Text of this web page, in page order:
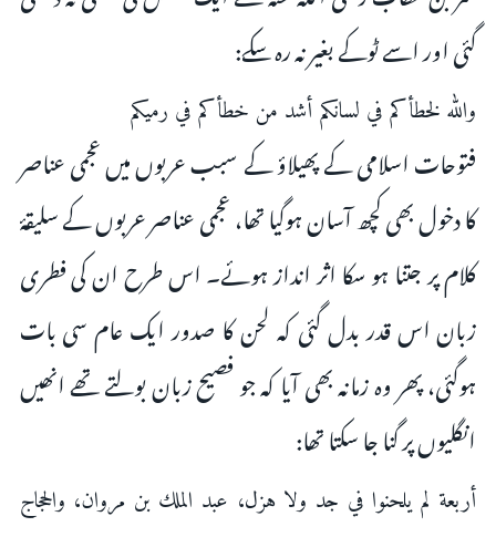
گئی اور اسے ٹوکے بغیر نہ رہ سکے:
والله لخطأكم في لسانكم أشد من خطأكم في رميكم
فتوحات اسلامی کے پھیلاؤ کے سبب عربوں میں عجمی عناصر
کا دخول بھی کچھ آسان ہوگیا تھا، عجمی عناصر عربوں کے سلیقۂ
کلام پر جتنا ہو سکا اثر انداز ہوئے۔ اس طرح ان کی فطری
زبان اس قدر بدل گئی کہ لحن کا صدور ایک عام سی بات
ہوگئی، پھر وہ زمانہ بھی آیا کہ جو فصیح زبان بولتے تھے انھیں
انگلیوں پر گنا جا سکتا تھا:
أربعة لم يلحنوا في جد ولا هزل، عبد الملك بن مروان، والحجاج